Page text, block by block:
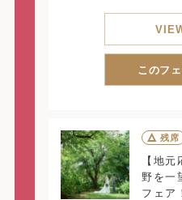
結婚式のイメージ作り
ェアだけでしっかり整
このフ
△ 残席
【地
野を一
フェア